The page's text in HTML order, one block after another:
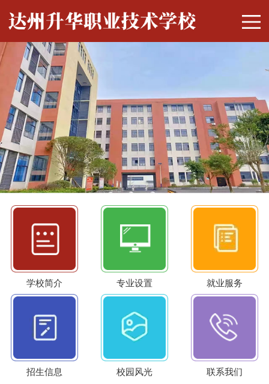
学校简介 专业设置 就业服务
招生信息 校园风光 联系我们